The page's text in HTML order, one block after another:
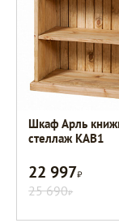
Шкаф Арль
стеллаж KAB1
22 997Р
25 690Р